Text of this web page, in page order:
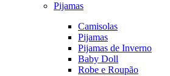
Pijamas
Camisolas
Pijamas
Pijamas de Inverno
Baby Doll
Robe e Roupão